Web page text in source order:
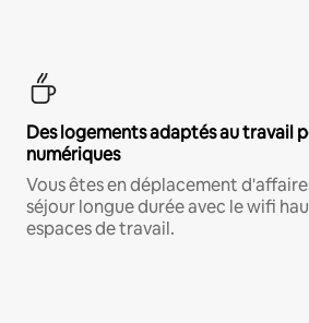
Des logements adaptés au travail
numériques
Vous êtes en déplacement
séjour longue durée avec le wifi
espaces de travail.